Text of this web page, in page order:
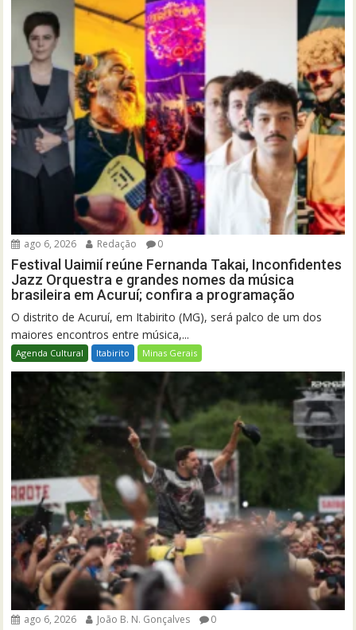
ago 6, 2026 Redação 0
Festival Uaimií reúne Fernanda Takai, Inconfidentes
Jazz Orquestra e grandes nomes da música
brasileira em Acuruí; confira a programação
O distrito de Acuruí, em Itabirito (MG), será palco de um dos
maiores encontros entre música,...
Agenda Cultural Itabirito Minas Gerais
ago 6, 2026 João B. N. Gonçalves 0